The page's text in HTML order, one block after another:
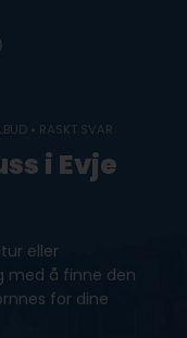
• RASKT SVAR
i Evje
eller
med å finne den
for dine